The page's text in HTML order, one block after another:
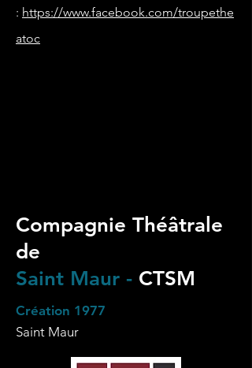
: https://www.facebook.com/troupethe
atoc
Compagnie Théâtrale
de
Saint Maur - CTSM
Création 1977
Saint Maur